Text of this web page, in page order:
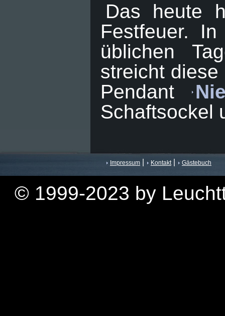
Das heute
Festfeuer.
üblichen
streicht
Pendant
Schaftsockel
Impressum Kontakt Gästebuch
© 1999-2023 by